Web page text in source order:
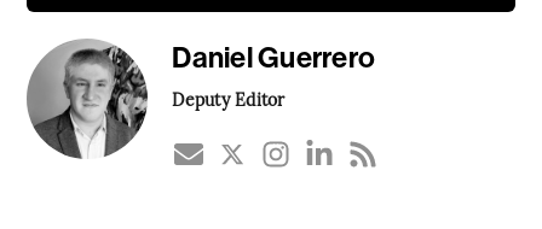
Daniel Guerrero
Deputy Editor